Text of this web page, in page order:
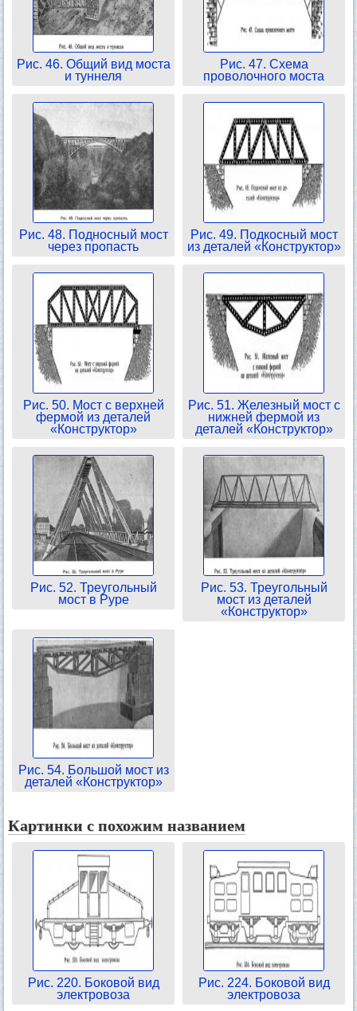
Рис. 46. Общий вид моста
и туннеля
Рис. 47. Схема
проволочного моста
Рис. 48. Подносный мост
через пропасть
Рис. 49. Подкосный мост
из деталей «Конструктор»
Рис. 50. Мост с верхней
фермой из деталей
«Конструктор»
Рис. 51. Железный мост с
нижней фермой из
деталей «Конструктор»
Рис. 52. Треугольный
мост в Руре
Рис. 53. Треугольный
мост из деталей
«Конструктор»
Рис. 54. Большой мост из
деталей «Конструктор»
Картинки с похожим названием
Рис. 220. Боковой вид
электровоза
Рис. 224. Боковой вид
электровоза